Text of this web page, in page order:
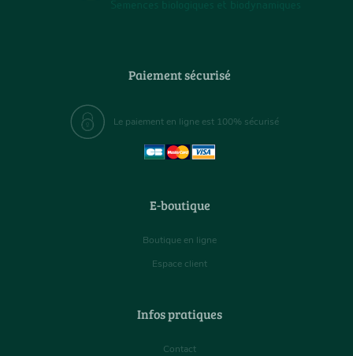
Paiement sécurisé
Le paiement en ligne est 100% sécurisé
E-boutique
Boutique en ligne
Espace client
Infos pratiques
Contact